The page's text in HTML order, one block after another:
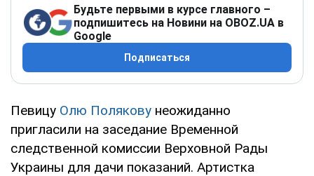
Будьте первыми в курсе главного –
подпишитесь на Новини на OBOZ.UA в
Google
Подписаться
Певицу Олю Полякову неожиданно
пригласили на заседание Временной
следственной комиссии Верховной Рады
Украины для дачи показаний. Артистка